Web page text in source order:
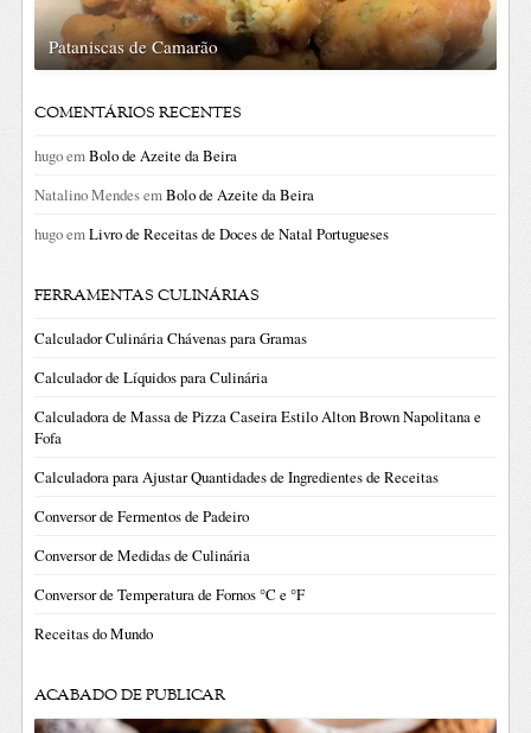
Pataniscas de Camarão
COMENTÁRIOS RECENTES
hugoemBolo de Azeite da Beira
Natalino MendesemBolo de Azeite da Beira
hugoemLivro de Receitas de Doces de Natal Portugueses
FERRAMENTAS CULINÁRIAS
Calculador Culinária Chávenas para Gramas
Calculador de Líquidos para Culinária
Calculadora de Massa de Pizza Caseira Estilo Alton Brown Napolitana e
Fofa
Calculadora para Ajustar Quantidades de Ingredientes de Receitas
Conversor de Fermentos de Padeiro
Conversor de Medidas de Culinária
Conversor de Temperatura de Fornos °C e °F
Receitas do Mundo
ACABADO DE PUBLICAR